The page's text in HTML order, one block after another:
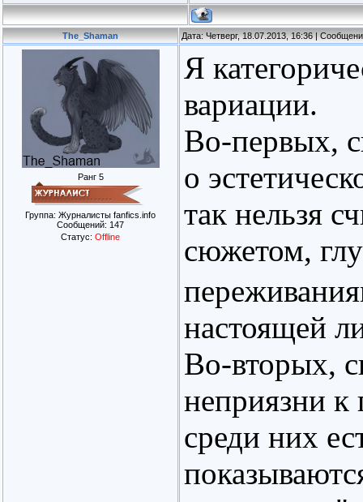
The_Shaman Дата: Четверг, 18.07.2013, 16:36 |
Ранг 5
Группа: Журналисты fanfics.info
Сообщений: 147
Статус: Offline
Я
вариации.
Во-первых,
о
так нельзя
сюжетом,
настоящей
Во-вторых,
неприязни
среди них